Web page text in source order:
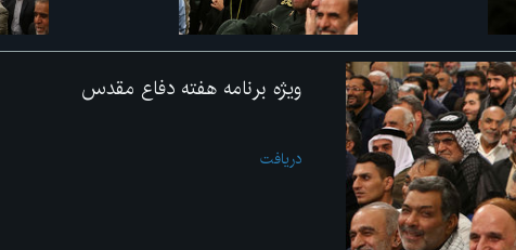
ویژه برنامه هفته دفاع مقدس
دریافت